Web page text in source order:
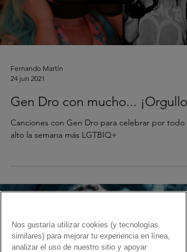
Fernando Martín
24 jun 2021
Gen Dro con mucho... ¡Orgullo!
Canciones con Gen Dro para celebrar por todo
alto la semana más LGTBIQ+
Load video
Nos gustaría utilizar cookies (y tecnologías
similares) para mejorar tu experiencia en línea,
analizar el uso de nuestro sitio y apoyar